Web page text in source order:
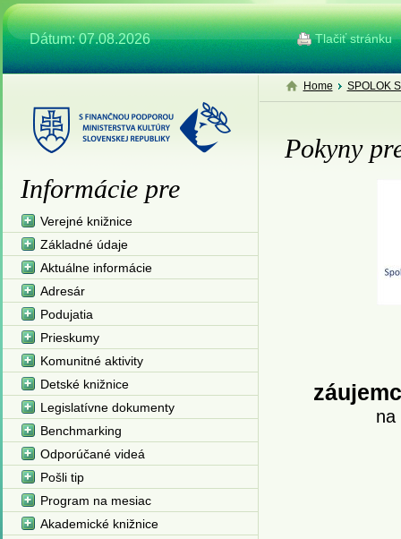
Dátum: 07.08.2026 Tlačiť stránku
Home SPOLOK
Pokyny
na
Informácie pre
Verejné knižnice
Základné údaje
Aktuálne informácie
Adresár
Podujatia
Prieskumy
Komunitné aktivity
Detské knižnice
Legislatívne dokumenty
Benchmarking
Odporúčané videá
Pošli tip
Program na mesiac
Akademické knižnice